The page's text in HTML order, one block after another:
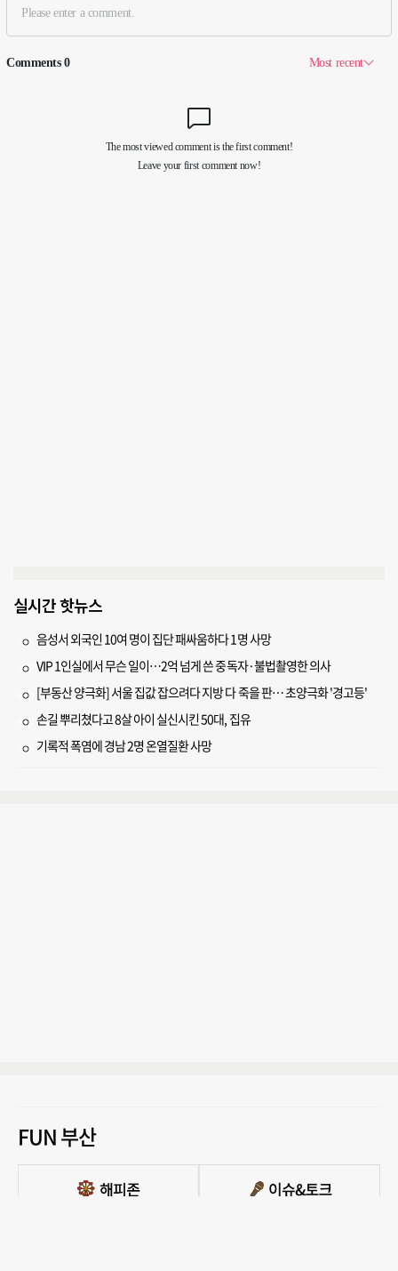
실시간 핫뉴스
음성서 외국인 10여 명이 집단 패싸움하다 1명 사망
VIP 1인실에서 무슨 일이…2억 넘게 쓴 중독자·불법촬영한 의사
[부동산 양극화] 서울 집값 잡으려다 지방 다 죽을 판… 초양극화 '경고등'
손길 뿌리쳤다고 8살 아이 실신시킨 50대, 집유
기록적 폭염에 경남 2명 온열질환 사망
FUN 부산